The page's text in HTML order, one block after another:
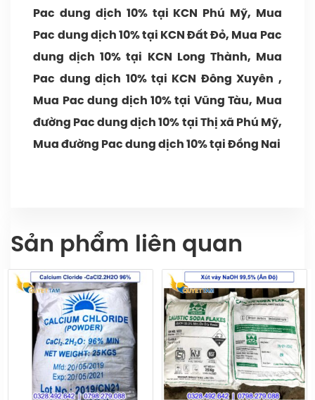
Pac dung dịch 10% tại KCN Phú Mỹ, Mua
Pac dung dịch 10% tại KCN Đất Đỏ, Mua Pac
dung dịch 10% tại KCN Long Thành, Mua
Pac dung dịch 10% tại KCN Đông Xuyên ,
Mua Pac dung dịch 10% tại Vũng Tàu, Mua
đường Pac dung dịch 10% tại Thị xã Phú Mỹ,
Mua đường Pac dung dịch 10% tại Đồng Nai
Sản phẩm liên quan